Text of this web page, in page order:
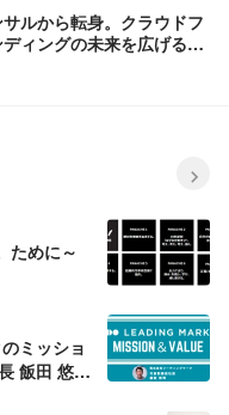
サルから転身。クラウドフ
ディングの未来を広げる、
ために～
ミッショ
飯田 悠司